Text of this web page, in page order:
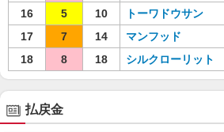
16
5 10 トーワドウサン
17
7 14 マンフッド
18
8 18 シルクローリット
払戻金